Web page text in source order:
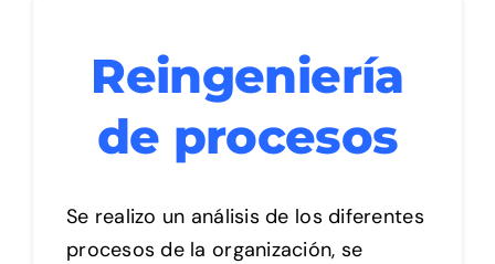
Reingeniería
de procesos
Se realizo un análisis de los diferentes
procesos de la organización, se